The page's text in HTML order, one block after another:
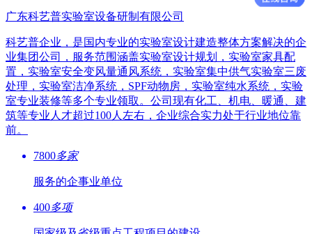
广东科艺普实验室设备研制有限公司
科艺普企业，是国内专业的实验室设计建造整体方案解决的企
业集团公司，服务范围涵盖实验室设计规划，实验室家具配
置，实验室安全变风量通风系统，实验室集中供气实验室三废
处理，实验室洁净系统，SPF动物房，实验室纯水系统，实验
室专业装修等多个专业领取。公司现有化工、机电、暖通、建
筑等专业人才超过100人左右，企业综合实力处于行业地位靠
前。
7800多家
服务的企事业单位
400多项